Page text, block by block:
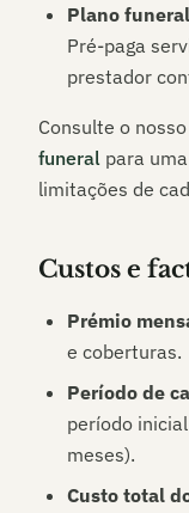
Plano funeral
Pré-paga
prestador
Consulte o nosso
funeral para
limitações de
Custos e
Prémio
e coberturas.
Período de
período
meses).
Custo total